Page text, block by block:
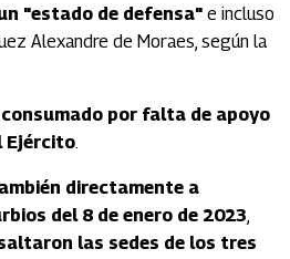
"estado de defensa" e incluso
Alexandre de Moraes, según la
por falta de apoyo
Ejército.
directamente a
del 8 de enero de 2023,
las sedes de los tres